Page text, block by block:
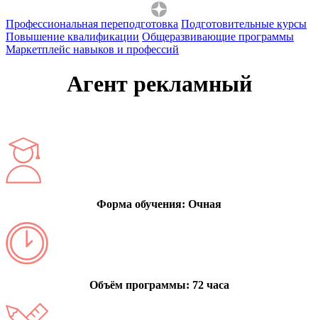
Профессиональная переподготовка Подготовительные курсы
Повышение квалификации Общеразвивающие программы
Маркетплейс навыков и профессий
Агент рекламный
Форма обучения: Очная
Объём программы: 72 часа